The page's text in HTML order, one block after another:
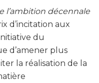
l’ambition décennale
d’incitation aux
du
d’amener plus
la réalisation de la